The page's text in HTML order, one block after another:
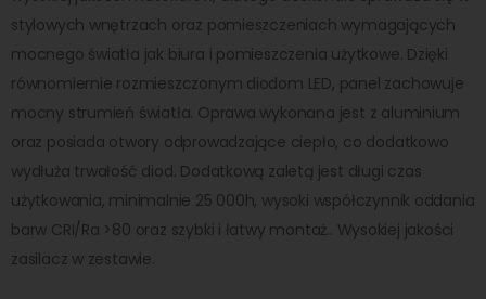
stylowych wnętrzach oraz pomieszczeniach wymagających
mocnego światła jak biura i pomieszczenia użytkowe. Dzięki
równomiernie rozmieszczonym diodom LED, panel zachowuje
mocny strumień światła. Oprawa wykonana jest z aluminium
oraz posiada otwory odprowadzające ciepło, co dodatkowo
wydłuża trwałość diod. Dodatkową zaletą jest długi czas
użytkowania, minimalnie 25 000h, wysoki współczynnik oddania
barw CRI/Ra >80 oraz szybki i łatwy montaż.. Wysokiej jakości
zasilacz w zestawie.